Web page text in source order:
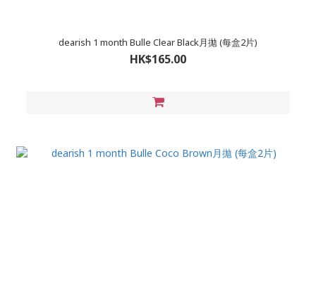
dearish 1 month Bulle Clear Black月拋 (每盒2片)
HK$165.00